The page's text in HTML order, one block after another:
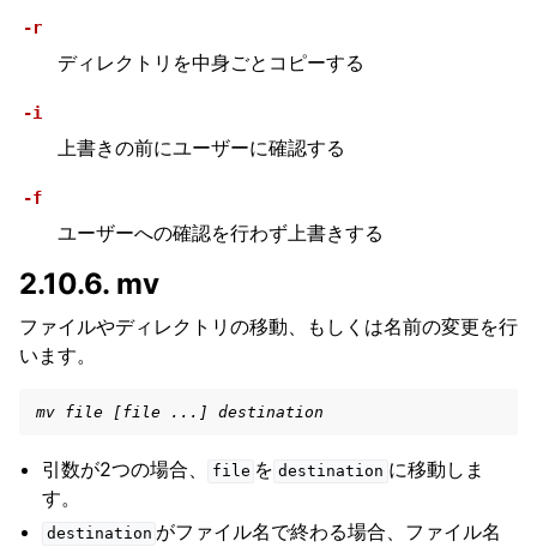
-r
ディレクトリを中身ごとコピーする
-i
上書きの前にユーザーに確認する
-f
ユーザーへの確認を行わず上書きする
2.10.6. mv
ファイルやディレクトリの移動、もしくは名前の変更を行
います。
mv file [file ...] destination
引数が2つの場合、 file を destination に移動しま
す。
destination がファイル名で終わる場合、ファイル名